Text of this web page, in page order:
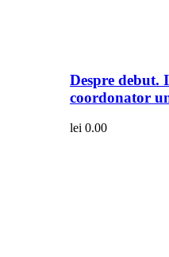
Despre debut.
coordonator
lei 0.00